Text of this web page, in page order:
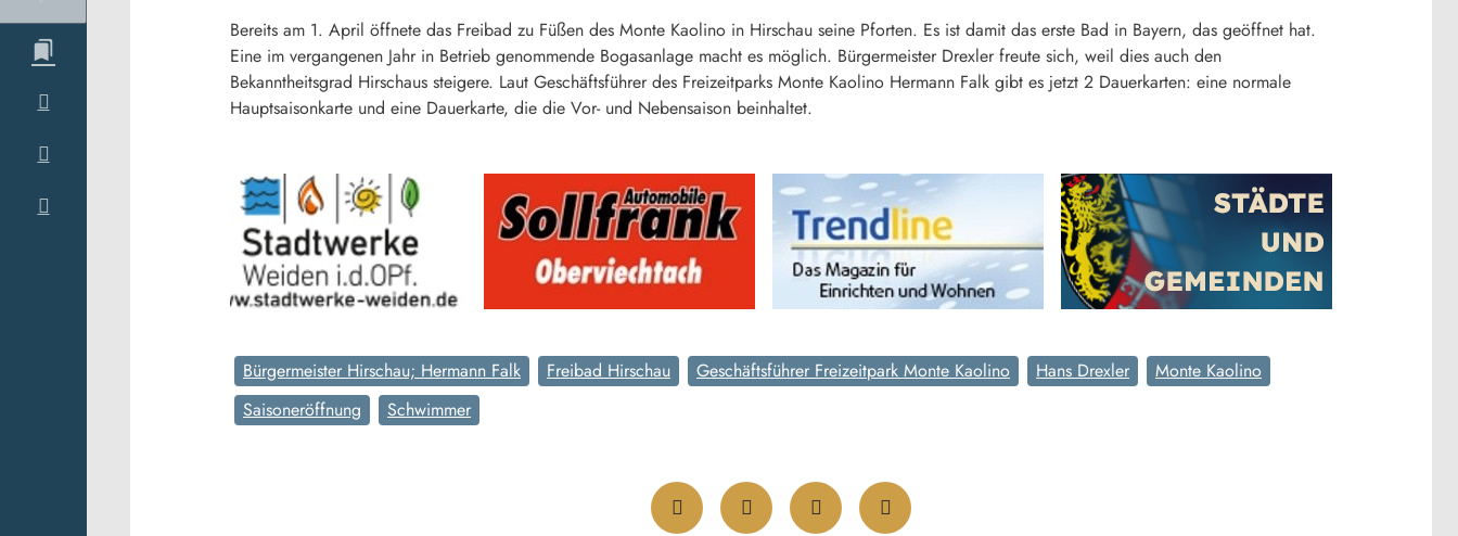
Bereits am 1. April öffnete das Freibad zu Füßen des Monte Kaolino in Hirschau seine Pforten. Es ist damit das erste Bad in Bayern, das geöffnet hat.
Eine im vergangenen Jahr in Betrieb genommende Bogasanlage macht es möglich. Bürgermeister Drexler freute sich, weil dies auch den
Bekanntheitsgrad Hirschaus steigere. Laut Geschäftsführer des Freizeitparks Monte Kaolino Hermann Falk gibt es jetzt 2 Dauerkarten: eine normale
Hauptsaisonkarte und eine Dauerkarte, die die Vor- und Nebensaison beinhaltet.
Bürgermeister Hirschau; Hermann Falk Freibad Hirschau Geschäftsführer Freizeitpark Monte Kaolino Hans Drexler
Monte Kaolino
Saisoneröffnung
Schwimmer